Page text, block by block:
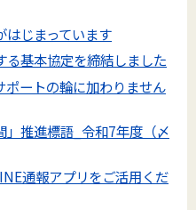
はじまっています
基本協定を締結しました
ポートの輪に加わりません
」推進標語_令和7年度（〆
通報アプリをご活用くだ